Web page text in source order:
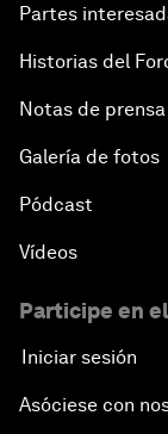
Partes
Historias del
Notas de prensa
Galería de fotos
Pódcast
Vídeos
Participe en
Iniciar sesión
Asóciese con